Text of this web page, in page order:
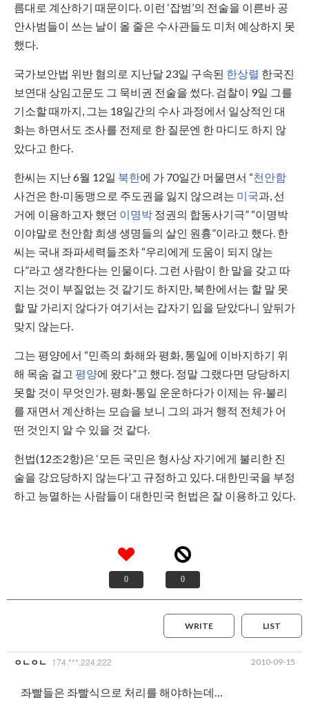
름대로 계산하기 때문이다. 이런 ‘잡범’의 전술을 이른바 공
안사범들이 쓰는 날이 올 줄은 수사관들도 미처 예상하지 못
했다.
국가보안법 위반 혐의로 지난달 23일 구속된 한상렬 한국진
보연대 상임고문도 그 묵비권 전술을 썼다. 검찰이 9일 그를
기소할 때까지, 그는 18일간의 수사 과정에서 일상적인 대
화는 하면서도 조사를 전제로 한 질문엔 한 마디도 하지 않
았다고 한다.
한씨는 지난 6월 12일 북한에 가 70일간 머물면서 “천안함
사건은 한·미동맹으로 주도권을 잃지 않으려는 미국과, 선
거에 이용하고자 했던 이명박 정권의 합동사기극” “이명박
이야말로 천안함 희생 생명들의 살인 원흉”이라고 했다. 한
씨는 국내 좌파세력들조차 “우리에게 도움이 되지 않는
다”라고 생각한다는 인물이다. 그런 사람이 한 말을 갖고 따
지는 것이 부질없는 것 같기도 하지만, 북한에서는 할 말 못
할 말 가리지 않다가 여기서는 갑자기 입을 닫았다니 앞뒤가
맞지 않는다.
그는 평양에서 “민족의 화해와 평화, 통일에 이바지하기 위
해 목숨 걸고 평양에 왔다”고 했다. 정말 그랬다면 당당하지
못할 것이 무엇인가. 평화·통일 운운하다가 이제는 유·불리
를 재면서 계산하는 모습을 보니 그의 과거 행적 전체가 어
떤 것인지 알 수 있을 것 같다.
헌법(12조2항)은 ‘모든 국민은 형사상 자기에게 불리한 진
술을 강요당하지 않는다’고 규정하고 있다. 대한민국을 부정
하고 능멸하는 사람들이 대한민국 헌법은 잘 이용하고 있다.
0 0
LIST
WRITE
ㅇㄴㅇㄴ 174.***.224.222 2010-09-15
좌빨들은 좌빨식으로 처리를 해야하는데…